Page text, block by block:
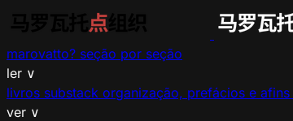
marovatto? seção por seção
ler ∨
livros substack organização, prefácios e afins
ver ∨